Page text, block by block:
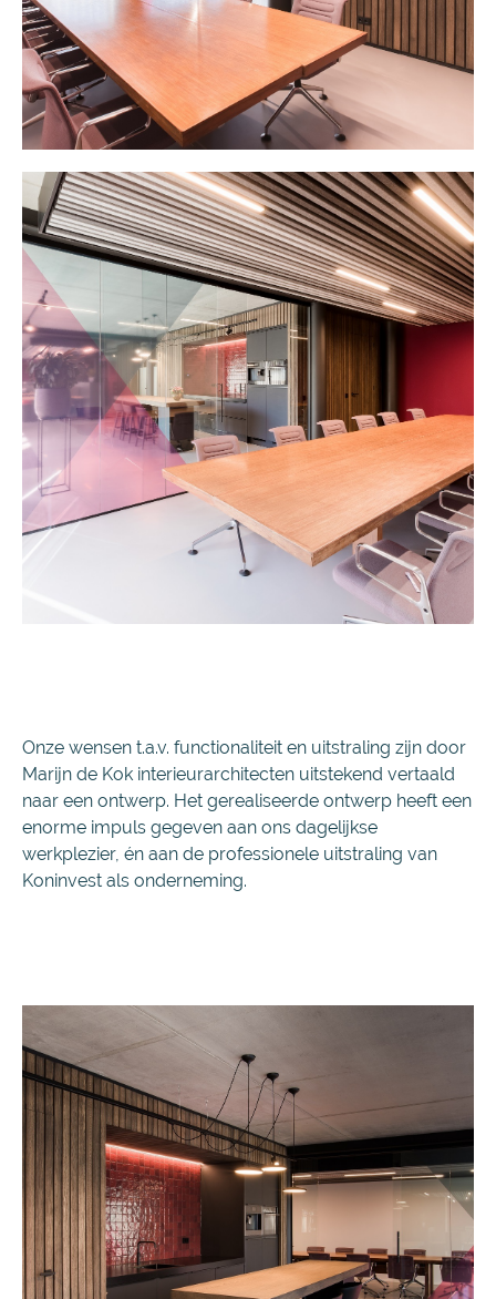
Onze wensen t.a.v. functionaliteit en uitstraling zijn door
Marijn de Kok interieurarchitecten uitstekend vertaald
naar een ontwerp. Het gerealiseerde ontwerp heeft een
enorme impuls gegeven aan ons dagelijkse
werkplezier, én aan de professionele uitstraling van
Koninvest als onderneming.